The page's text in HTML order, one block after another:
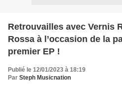
Retrouvailles avec Vernis
Rossa à l’occasion de la
premier EP !
Publié le 12/01/2023 à 18:19
Par Steph Musicnation